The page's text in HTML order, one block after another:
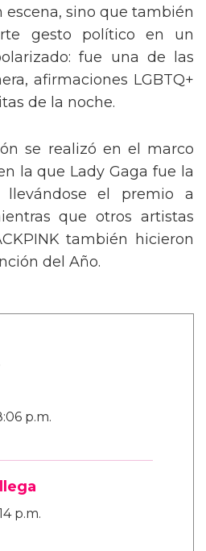
escena, sino que también
gesto político en un
fue una de las
afirmaciones LGBTQ+
de la noche.
se realizó en el marco
la que Lady Gaga fue la
llevándose el premio a
que otros artistas
también hicieron
del Año.
p.m.
p.m.